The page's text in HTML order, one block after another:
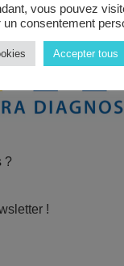
?
!
vous pouvez
consentement
Accepter tous